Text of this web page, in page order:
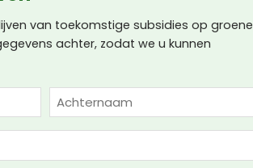
van toekomstige subsidies op groene
achter, zodat we u kunnen
Achternaam